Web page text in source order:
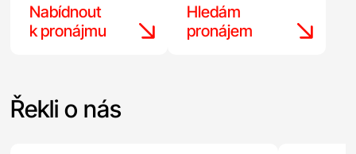
Nabídnout
k pronájmu
Hledám
pronájem
Řekli o nás